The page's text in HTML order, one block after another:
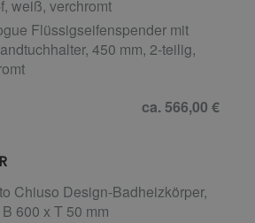
weiß, verchromt
Flüssigseifenspender mit
450 mm, 2-teilig,
ca. 566,00 €
Chiuso Design-Badheizkörper,
600 x T 50 mm